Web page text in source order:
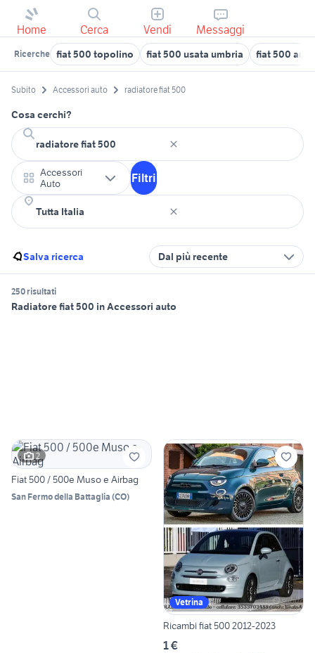
Home Cerca Vendi Messaggi
Ricerche fiat 500 topolino fiat 500 usata umbria fiat 500
Subito Accessori auto radiatore fiat 500
Cosa cerchi?
Accessori
Auto
Filtri
Salva ricerca Dal più recente
250 risultati
Radiatore fiat 500 in Accessori auto
2
Fiat 500 / 500e Muso e Airbag
San Fermo della Battaglia (CO)
Vetrina
Ricambi fiat 500 2012-2023
1 €